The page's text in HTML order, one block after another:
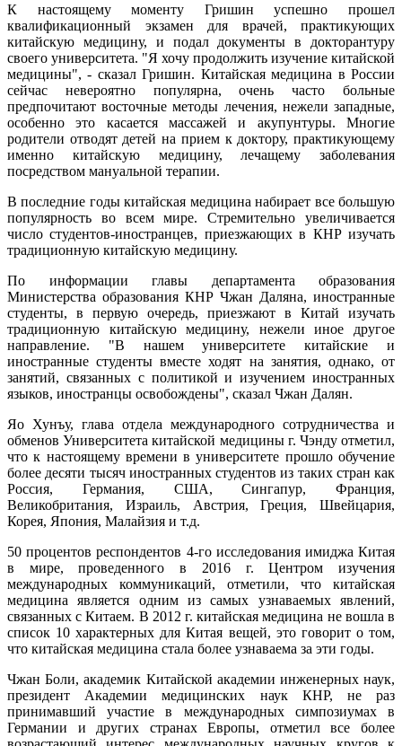
К настоящему моменту Гришин успешно прошел
квалификационный экзамен для врачей, практикующих
китайскую медицину, и подал документы в докторантуру
своего университета. "Я хочу продолжить изучение китайской
медицины", - сказал Гришин. Китайская медицина в России
сейчас невероятно популярна, очень часто больные
предпочитают восточные методы лечения, нежели западные,
особенно это касается массажей и акупунтуры. Многие
родители отводят детей на прием к доктору, практикующему
именно китайскую медицину, лечащему заболевания
посредством мануальной терапии.
В последние годы китайская медицина набирает все большую
популярность во всем мире. Стремительно увеличивается
число студентов-иностранцев, приезжающих в КНР изучать
традиционную китайскую медицину.
По информации главы департамента образования
Министерства образования КНР Чжан Даляна, иностранные
студенты, в первую очередь, приезжают в Китай изучать
традиционную китайскую медицину, нежели иное другое
направление. "В нашем университете китайские и
иностранные студенты вместе ходят на занятия, однако, от
занятий, связанных с политикой и изучением иностранных
языков, иностранцы освобождены", сказал Чжан Далян.
Яо Хунъу, глава отдела международного сотрудничества и
обменов Университета китайской медицины г. Чэнду отметил,
что к настоящему времени в университете прошло обучение
более десяти тысяч иностранных студентов из таких стран как
Россия, Германия, США, Сингапур, Франция,
Великобритания, Израиль, Австрия, Греция, Швейцария,
Корея, Япония, Малайзия и т.д.
50 процентов респондентов 4-го исследования имиджа Китая
в мире, проведенного в 2016 г. Центром изучения
международных коммуникаций, отметили, что китайская
медицина является одним из самых узнаваемых явлений,
связанных с Китаем. В 2012 г. китайская медицина не вошла в
список 10 характерных для Китая вещей, это говорит о том,
что китайская медицина стала более узнаваема за эти годы.
Чжан Боли, академик Китайской академии инженерных наук,
президент Академии медицинских наук КНР, не раз
принимавший участие в международных симпозиумах в
Германии и других странах Европы, отметил все более